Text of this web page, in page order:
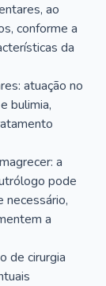
ao
conforme a
da
atuação no
bulimia,
a
pode
necessário,
a
de cirurgia